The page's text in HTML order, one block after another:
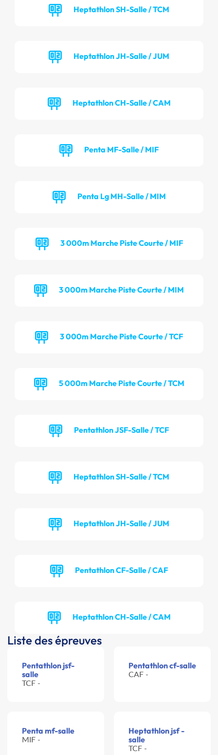
Heptathlon SH-Salle / TCM
Heptathlon JH-Salle / JUM
Heptathlon CH-Salle / CAM
Penta MF-Salle / MIF
Penta Lg MH-Salle / MIM
3 000m Marche Piste Courte / MIF
3 000m Marche Piste Courte / MIM
3 000m Marche Piste Courte / TCF
5 000m Marche Piste Courte / TCM
Pentathlon JSF-Salle / TCF
Heptathlon SH-Salle / TCM
Heptathlon JH-Salle / JUM
Pentathlon CF-Salle / CAF
Heptathlon CH-Salle / CAM
Liste des épreuves
Pentathlon jsf-
salle
TCF -
Pentathlon cf-salle
CAF -
Penta mf-salle
MIF -
Heptathlon jsf -
salle
TCF -